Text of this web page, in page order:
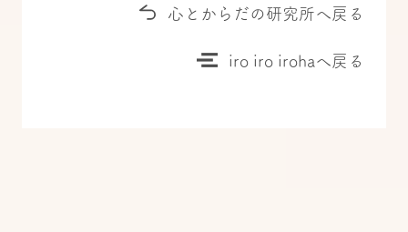
心とからだの研究所へ戻る
iro iro irohaへ戻る